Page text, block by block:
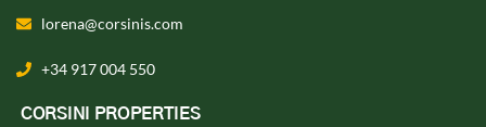
lorena@corsinis.com
+34 917 004 550
CORSINI PROPERTIES